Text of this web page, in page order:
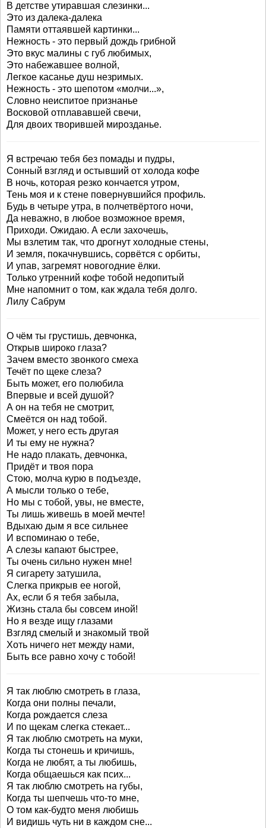
В детстве утиравшая слезинки...
Это из далека-далека
Памяти оттаявшей картинки...
Нежность - это первый дождь грибной
Это вкус малины с губ любимых,
Это набежавшее волной,
Легкое касанье душ незримых.
Нежность - это шепотом «молчи...»,
Словно неиспитое признанье
Восковой отплававшей свечи,
Для двоих творившей мирозданье.
Я встречаю тебя без помады и пудры,
Сонный взгляд и остывший от холода кофе
В ночь, которая резко кончается утром,
Тень моя и к стене повернувшийся профиль.
Будь в четыре утра, в полчетвёртого ночи,
Да неважно, в любое возможное время,
Приходи. Ожидаю. А если захочешь,
Мы взлетим так, что дрогнут холодные стены,
И земля, покачнувшись, сорвётся с орбиты,
И упав, загремят новогодние ёлки.
Только утренний кофе тобой недопитый
Мне напомнит о том, как ждала тебя долго.
Лилу Сабрум
О чём ты грустишь, девчонка,
Открыв широко глаза?
Зачем вместо звонкого смеха
Течёт по щеке слеза?
Быть может, его полюбила
Впервые и всей душой?
А он на тебя не смотрит,
Смеётся он над тобой.
Может, у него есть другая
И ты ему не нужна?
Не надо плакать, девчонка,
Придёт и твоя пора
Стою, молча курю в подъезде,
А мысли только о тебе,
Но мы с тобой, увы, не вместе,
Ты лишь живешь в моей мечте!
Вдыхаю дым я все сильнее
И вспоминаю о тебе,
А слезы капают быстрее,
Ты очень сильно нужен мне!
Я сигарету затушила,
Слегка прикрыв ее ногой,
Ах, если б я тебя забыла,
Жизнь стала бы совсем иной!
Но я везде ищу глазами
Взгляд смелый и знакомый твой
Хоть ничего нет между нами,
Быть все равно хочу с тобой!
Я так люблю смотреть в глаза,
Когда они полны печали,
Когда рождается слеза
И по щекам слегка стекает...
Я так люблю смотреть на муки,
Когда ты стонешь и кричишь,
Когда не любят, а ты любишь,
Когда общаешься как псих...
Я так люблю смотреть на губы,
Когда ты шепчешь что-то мне,
О том как-будто меня любишь
И видишь чуть ни в каждом сне...